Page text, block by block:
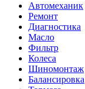
Автомеханик
Ремонт
Диагностика
Масло
Фильтр
Колеса
Шиномонтаж
Балансировка